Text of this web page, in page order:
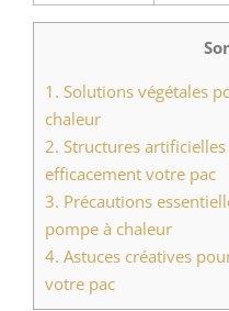
1. Solutions végétales
chaleur
2. Structures
efficacement votre pac
3. Précautions
pompe à chaleur
4. Astuces créatives
votre pac